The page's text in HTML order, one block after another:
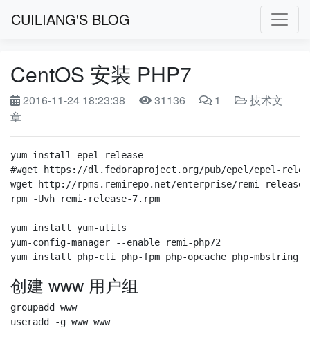
CUILIANG'S BLOG
CentOS 安装 PHP7
2016-11-24 18:23:38 31136 1
技术文
章
yum install epel-release
#wget https://dl.fedoraproject.org/pub/epel/epel-
wget http://rpms.remirepo.net/enterprise/remi-release-
rpm -Uvh remi-release-7.rpm
yum install yum-utils
yum-config-manager --enable remi-php72
创建 www 用户组
groupadd www